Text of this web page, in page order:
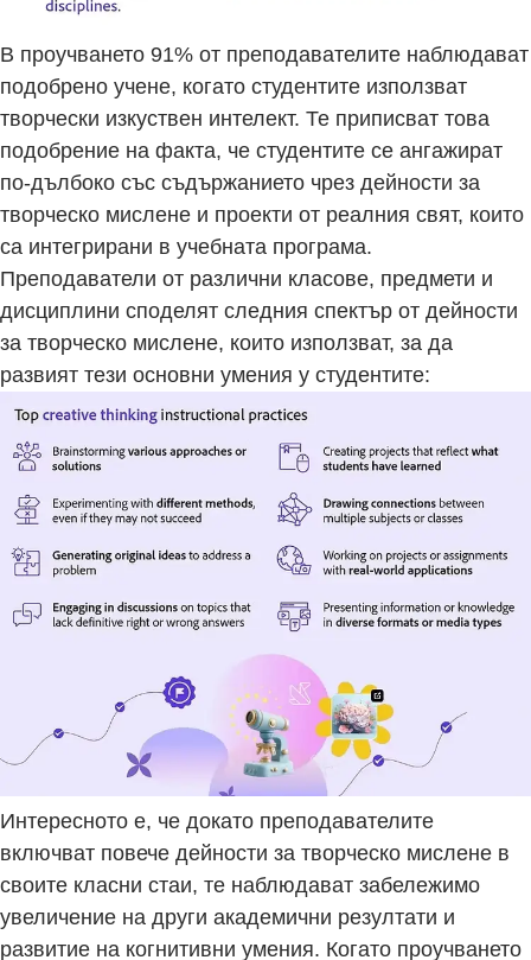
В проучването 91% от преподавателите наблюдават
подобрено учене, когато студентите използват
творчески изкуствен интелект. Те приписват това
подобрение на факта, че студентите се ангажират
по-дълбоко със съдържанието чрез дейности за
творческо мислене и проекти от реалния свят, които
са интегрирани в учебната програма.
Преподаватели от различни класове, предмети и
дисциплини споделят следния спектър от дейности
за творческо мислене, които използват, за да
развият тези основни умения у студентите:
Интересното е, че докато преподавателите
включват повече дейности за творческо мислене в
своите класни стаи, те наблюдават забележимо
увеличение на други академични резултати и
развитие на когнитивни умения. Когато проучването